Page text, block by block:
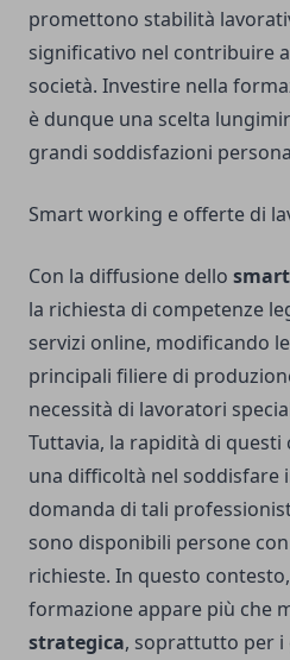
promettono stabilità
significativo nel contribuire
società. Investire nella
è dunque una scelta
grandi soddisfazioni
Smart working e offerte di
Con la diffusione dello
la richiesta di competenze
servizi online, modificando
principali filiere di
necessità di lavoratori
Tuttavia, la rapidità di
una difficoltà nel soddisfare
domanda di tali
sono disponibili persone
richieste. In questo
formazione appare più che
strategica, soprattutto per i